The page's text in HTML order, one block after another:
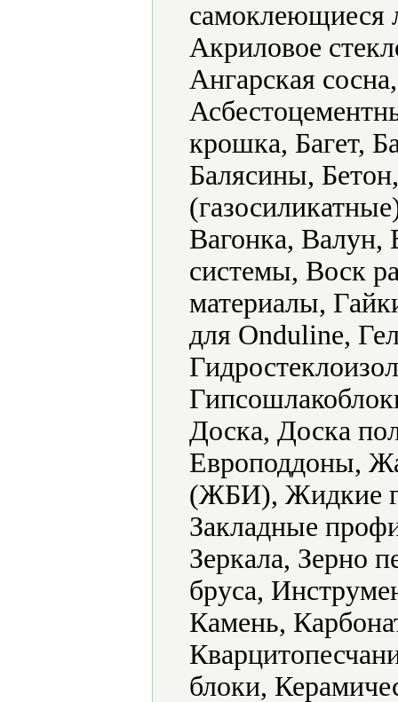
самоклеющиеся
Акриловое
Ангарская
крошка, Багет,
Балясины,
Вагонка, Валун,
системы, Воск
материалы,
для Onduline,
Доска, Доска
Европоддоны,
(ЖБИ), Жидкие
Закладные
Зеркала, Зерно
бруса,
Камень,
блоки,